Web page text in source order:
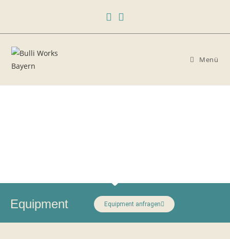
Menü
Equipment Equipment anfragen